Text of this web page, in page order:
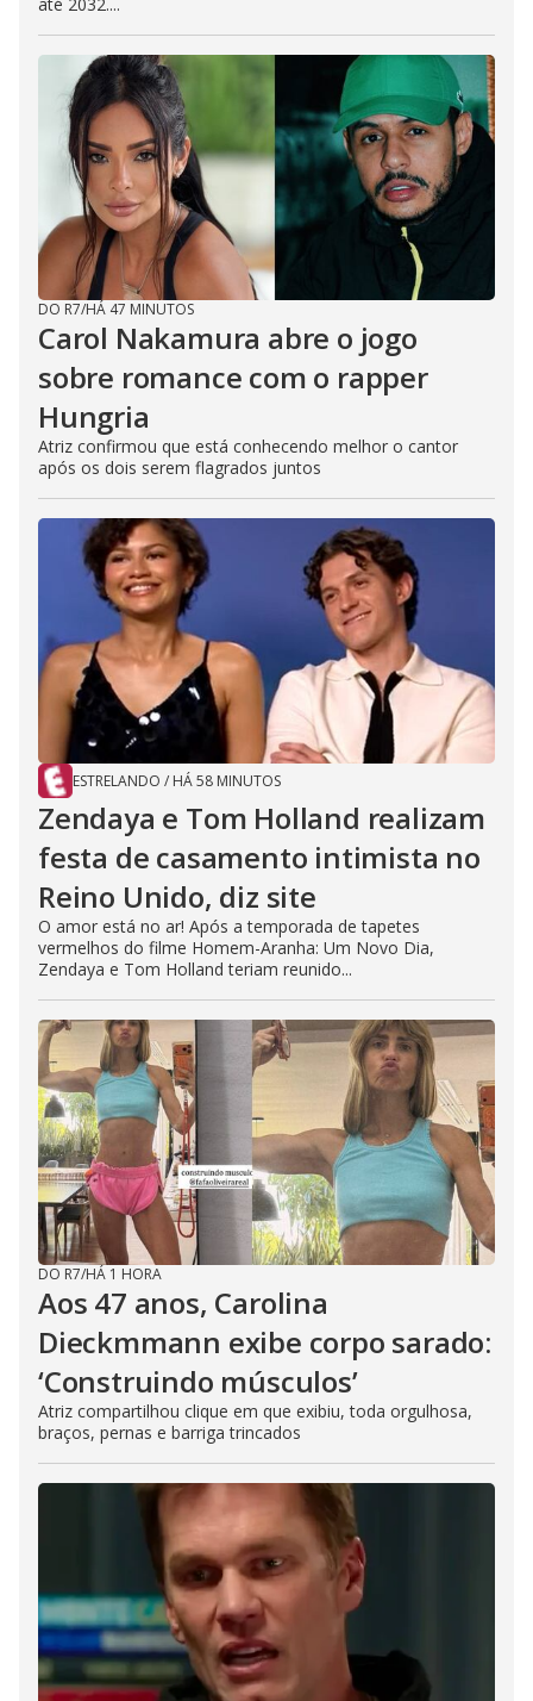
DO R7/HÁ 47 MINUTOS
Carol Nakamura abre o jogo
sobre romance com o rapper
Hungria
Atriz confirmou que está conhecendo melhor o cantor
após os dois serem flagrados juntos
ESTRELANDO / HÁ 58 MINUTOS
Zendaya e Tom Holland realizam
festa de casamento intimista no
Reino Unido, diz site
O amor está no ar! Após a temporada de tapetes
vermelhos do filme Homem-Aranha: Um Novo Dia,
Zendaya e Tom Holland teriam reunido...
DO R7/HÁ 1 HORA
Aos 47 anos, Carolina
Dieckmmann exibe corpo sarado:
‘Construindo músculos’
Atriz compartilhou clique em que exibiu, toda orgulhosa,
braços, pernas e barriga trincados